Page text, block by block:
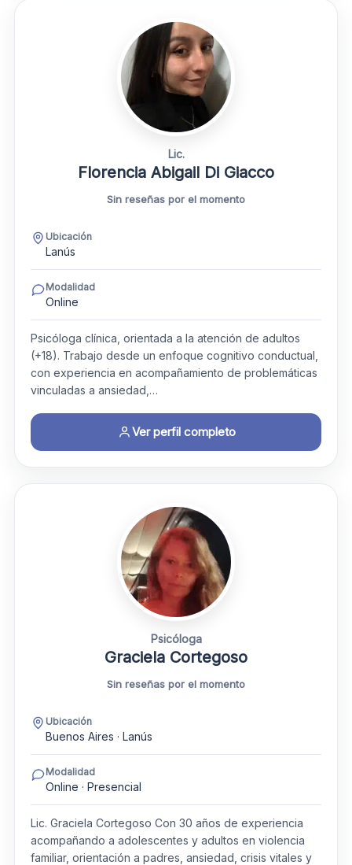
Lic.
Florencia Abigail Di Giacco
Sin reseñas por el momento
Ubicación
Lanús
Modalidad
Online
Psicóloga clínica, orientada a la atención de adultos
(+18). Trabajo desde un enfoque cognitivo conductual,
con experiencia en acompañamiento de problemáticas
vinculadas a ansiedad,…
Ver perfil completo
Psicóloga
Graciela Cortegoso
Sin reseñas por el momento
Ubicación
Buenos Aires · Lanús
Modalidad
Online · Presencial
Lic. Graciela Cortegoso Con 30 años de experiencia
acompañando a adolescentes y adultos en violencia
familiar, orientación a padres, ansiedad, crisis vitales y